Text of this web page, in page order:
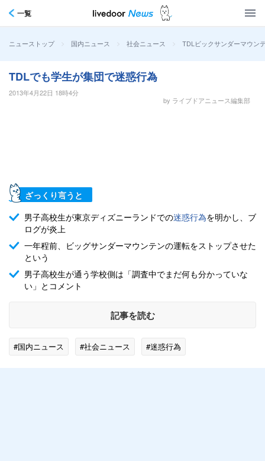
一覧
ニューストップ > 国内ニュース > 社会ニュース > TDLビックサンダーマウン
TDLでも学生が集団で迷惑行為
2013年4月22日 18時4分
by ライブドアニュース編集部
ざっくり言うと
男子高校生が東京ディズニーランドでの迷惑行為を明かし、ブ
ログが炎上
一年程前、ビッグサンダーマウンテンの運転をストップさせた
という
男子高校生が通う学校側は「調査中でまだ何も分かっていな
い」とコメント
記事を読む
#国内ニュース #社会ニュース #迷惑行為